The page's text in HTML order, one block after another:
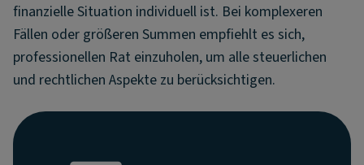
finanzielle Situation individuell ist. Bei komplexeren
Fällen oder größeren Summen empfiehlt es sich,
professionellen Rat einzuholen, um alle steuerlichen
und rechtlichen Aspekte zu berücksichtigen.